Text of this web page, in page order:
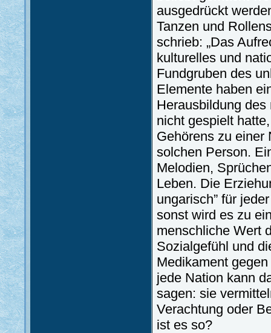
ausgedrückt
Tanzen und
schrieb: „Das
kulturelles und
Fundgruben des
Elemente haben
Herausbildung
nicht gespielt
Gehörens zu einer
solchen Person.
Melodien,
Leben. Die
ungarisch” für
sonst wird es zu
menschliche Wert
Sozialgefühl und
Medikament
jede Nation kann
sagen: sie
Verachtung oder
ist es so?